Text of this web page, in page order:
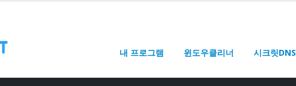
내 프로그램 윈도우클리너 시크릿DNS